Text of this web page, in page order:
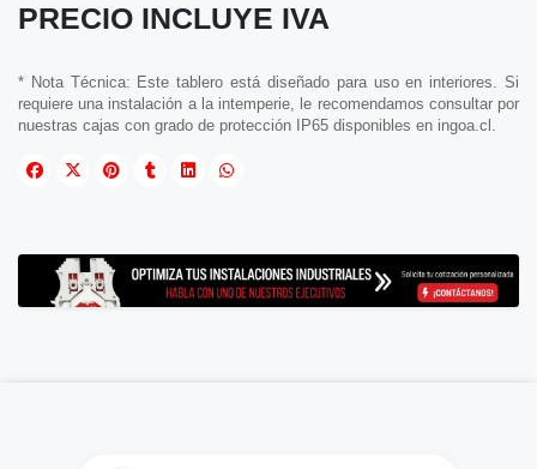
PRECIO INCLUYE IVA
* Nota Técnica: Este tablero está diseñado para uso en interiores. Si
requiere una instalación a la intemperie, le recomendamos consultar por
nuestras cajas con grado de protección IP65 disponibles en ingoa.cl.